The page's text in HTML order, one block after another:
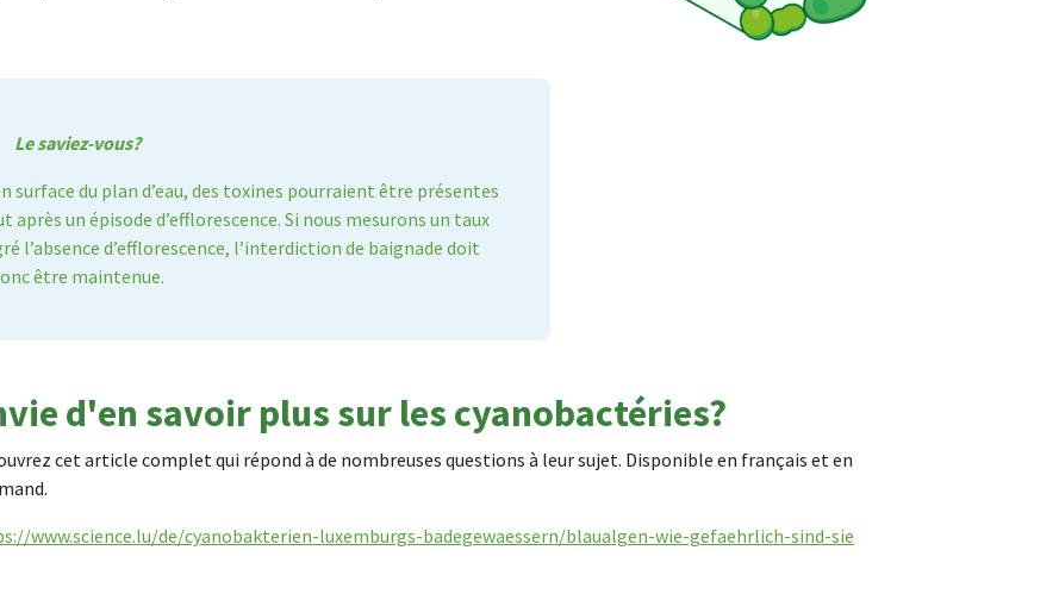
Le saviez-vous?
surface du plan d’eau, des toxines pourraient être présentes
un épisode d’efflorescence. Si nous mesurons un taux
l’absence d’efflorescence, l’interdiction de baignade doit
être maintenue.
d'en savoir plus sur les cyanobactéries?
cet article complet qui répond à de nombreuses questions à leur sujet. Disponible en français et en
www.science.lu/de/cyanobakterien-luxemburgs-badegewaessern/blaualgen-wie-gefaehrlich-sind-sie